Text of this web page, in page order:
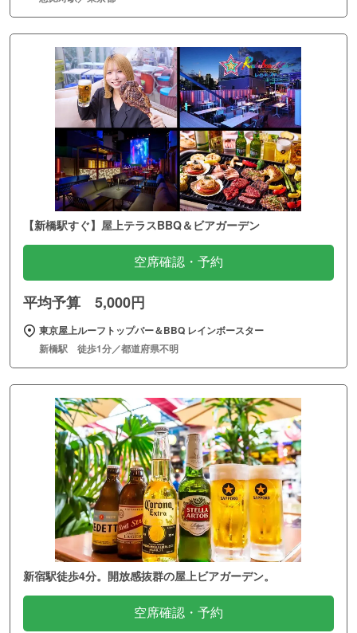
【新橋駅すぐ】屋上テラスBBQ＆ビアガーデン
空席確認・予約
平均予算 5,000円
東京屋上ルーフトップバー＆BBQ レインボースター
新橋駅 徒歩1分／都道府県不明
新宿駅徒歩4分。開放感抜群の屋上ビアガーデン。
空席確認・予約